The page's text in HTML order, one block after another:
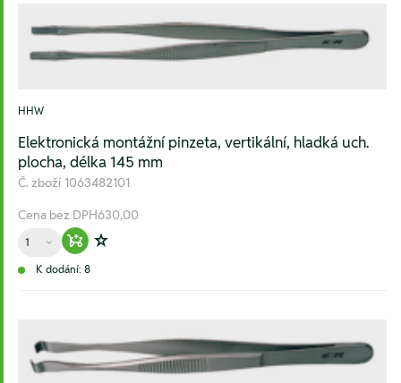
HHW
Elektronická montážní pinzeta, vertikální, hladká uch.
plocha, délka 145 mm
Č. zboží 1063482101
Cena bez DPH630,00
Množství
Warenkorb hinzufügen
Zur Wunschliste hinzufügen
K dodání: 8